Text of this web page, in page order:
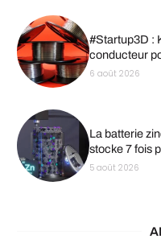
#Startup3D :
conducteur
6 août 2026
La batterie
stocke 7 fois
5 août 2026